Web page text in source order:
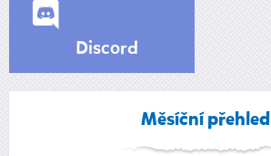
Discord
Měsíční přehled